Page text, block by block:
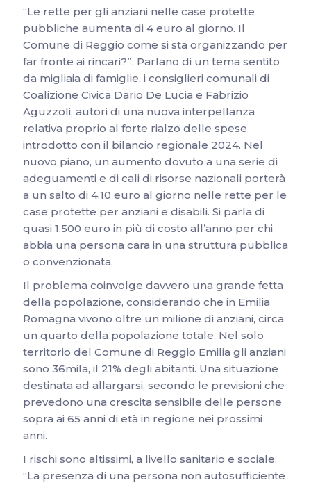
“Le rette per gli anziani nelle case protette
pubbliche aumenta di 4 euro al giorno. Il
Comune di Reggio come si sta organizzando per
far fronte ai rincari?”. Parlano di un tema sentito
da migliaia di famiglie, i consiglieri comunali di
Coalizione Civica Dario De Lucia e Fabrizio
Aguzzoli, autori di una nuova interpellanza
relativa proprio al forte rialzo delle spese
introdotto con il bilancio regionale 2024. Nel
nuovo piano, un aumento dovuto a una serie di
adeguamenti e di cali di risorse nazionali porterà
a un salto di 4.10 euro al giorno nelle rette per le
case protette per anziani e disabili. Si parla di
quasi 1.500 euro in più di costo all’anno per chi
abbia una persona cara in una struttura pubblica
o convenzionata.
Il problema coinvolge davvero una grande fetta
della popolazione, considerando che in Emilia
Romagna vivono oltre un milione di anziani, circa
un quarto della popolazione totale. Nel solo
territorio del Comune di Reggio Emilia gli anziani
sono 36mila, il 21% degli abitanti. Una situazione
destinata ad allargarsi, secondo le previsioni che
prevedono una crescita sensibile delle persone
sopra ai 65 anni di età in regione nei prossimi
anni.
I rischi sono altissimi, a livello sanitario e sociale.
“La presenza di una persona non autosufficiente